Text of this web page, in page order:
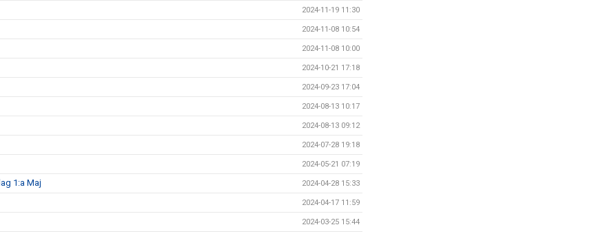
2024-11-19 11:30
2024-11-08 10:54
2024-11-08 10:00
2024-10-21 17:18
2024-09-23 17:04
2024-08-13 10:17
2024-08-13 09:12
2024-07-28 19:18
2024-05-21 07:19
1:a Maj 2024-04-28 15:33
2024-04-17 11:59
2024-03-25 15:44